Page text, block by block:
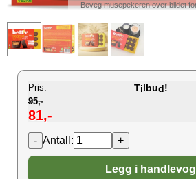
Beveg musepekeren over bildet
Pris: Tilbud!
95,-
81,-
Antall:
Legg i